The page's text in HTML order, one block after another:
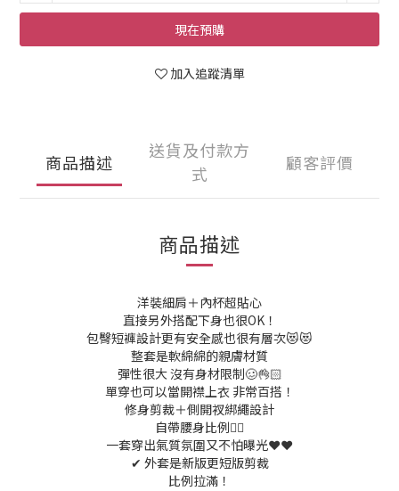
現在預購
加入追蹤清單
商品描述
送貨及付款方
式
顧客評價
商品描述
洋裝細肩＋內杯超貼心
直接另外搭配下身也很OK！
包臀短褲設計更有安全感也很有層次😻😻
整套是軟綿綿的親膚材質
彈性很大 沒有身材限制🥴👌🏻
單穿也可以當開襟上衣 非常百搭！
修身剪裁＋側開衩綁繩設計
自帶腰身比例👍🏻
一套穿出氣質氛圍又不怕曝光❤️❤️
✔ 外套是新版更短版剪裁
比例拉滿！